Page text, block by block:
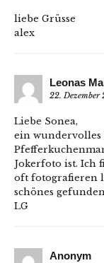
liebe Grüsse
alex
Leonas
22. Dezember
Liebe Sonea,
ein
Jokerfoto ist. Ich
oft fotografieren
schönes
LG
Anonym